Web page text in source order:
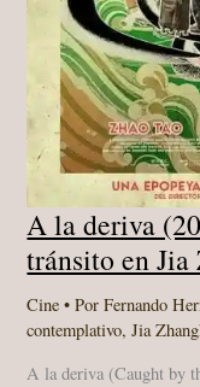
A la deriva
tránsito en Jia
Cine • PorFernando
contemplativo,Jia
A la deriva (Caught by